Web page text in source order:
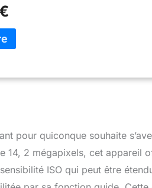
pour quiconque souhaite
14, 2 mégapixels, cet appareil
ISO qui peut être